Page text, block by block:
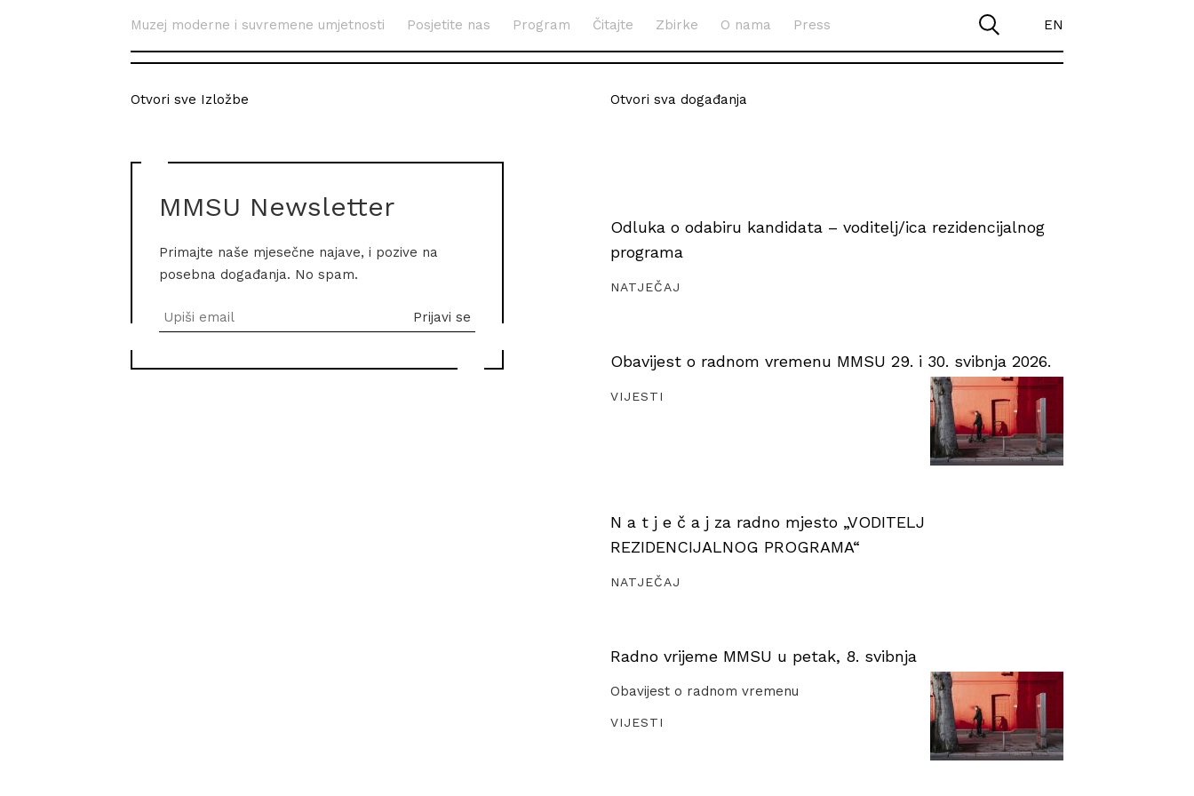
Muzej moderne i suvremene umjetnosti Posjetite nas Program Čitajte Zbirke O nama Press EN
Otvori sve Izložbe
MMSU Newsletter
Primajte naše mjesečne najave, i pozive na
posebna događanja. No spam.
Otvori sva događanja
Odluka o odabiru kandidata – voditelj/ica rezidencijalnog
programa
NATJEČAJ
Obavijest o radnom vremenu MMSU 29. i 30. svibnja 2026.
VIJESTI
N a t j e č a j za radno mjesto „VODITELJ
REZIDENCIJALNOG PROGRAMA“
NATJEČAJ
Radno vrijeme MMSU u petak, 8. svibnja
Obavijest o radnom vremenu
VIJESTI